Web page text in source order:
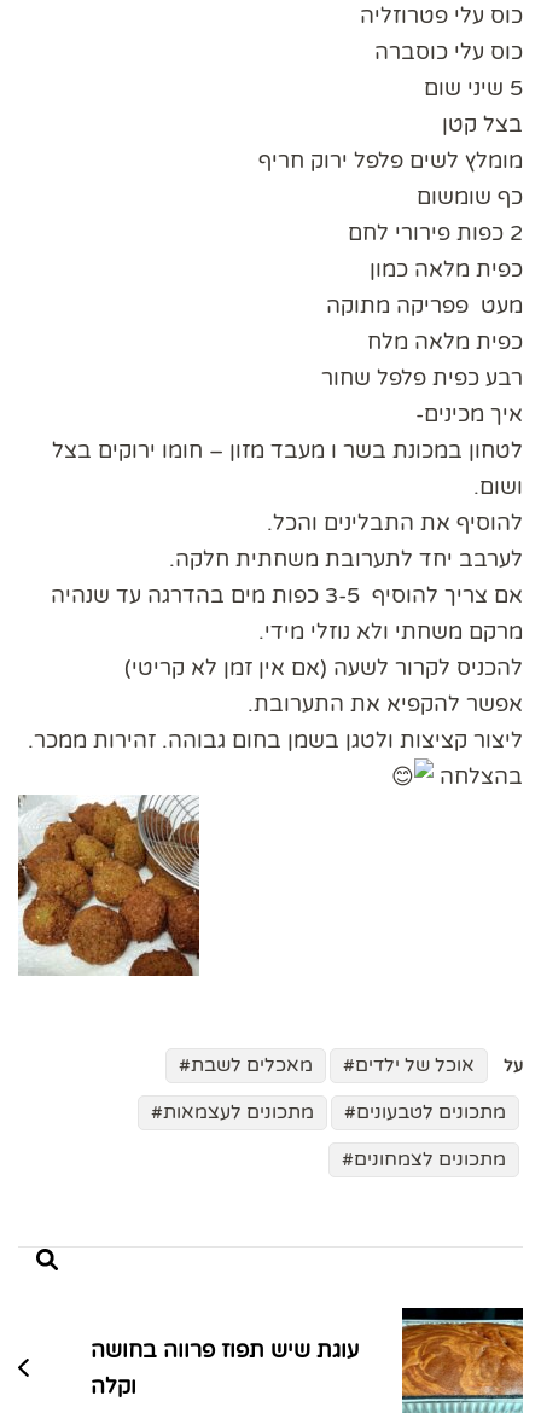
כוס עלי פטרוזליה
כוס עלי כוסברה
5 שיני שום
בצל קטן
מומלץ לשים פלפל ירוק חריף
כף שומשום
2 כפות פירורי לחם
כפית מלאה כמון
מעט פפריקה מתוקה
כפית מלאה מלח
רבע כפית פלפל שחור
איך מכינים-
לטחון במכונת בשר ו מעבד מזון – חומו ירוקים בצל
ושום.
להוסיף את התבלינים והכל.
לערבב יחד לתערובת משחתית חלקה.
אם צריך להוסיף 3-5 כפות מים בהדרגה עד שנהיה
מרקם משחתי ולא נוזלי מידי.
להכניס לקרור לשעה (אם אין זמן לא קריטי)
אפשר להקפיא את התערובת.
ליצור קציצות ולטגן בשמן בחום גבוהה. זהירות ממכר.
בהצלחה
על אוכל של ילדים
מאכלים לשבת
מתכונים לטבעונים
מתכונים לעצמאות
מתכונים לצמחונים
בפוסטים
עוגת שיש תפוז פרווה בחושה
וקלה